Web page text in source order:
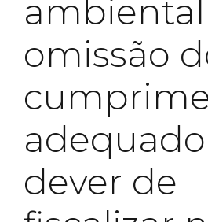
omissão
dever de